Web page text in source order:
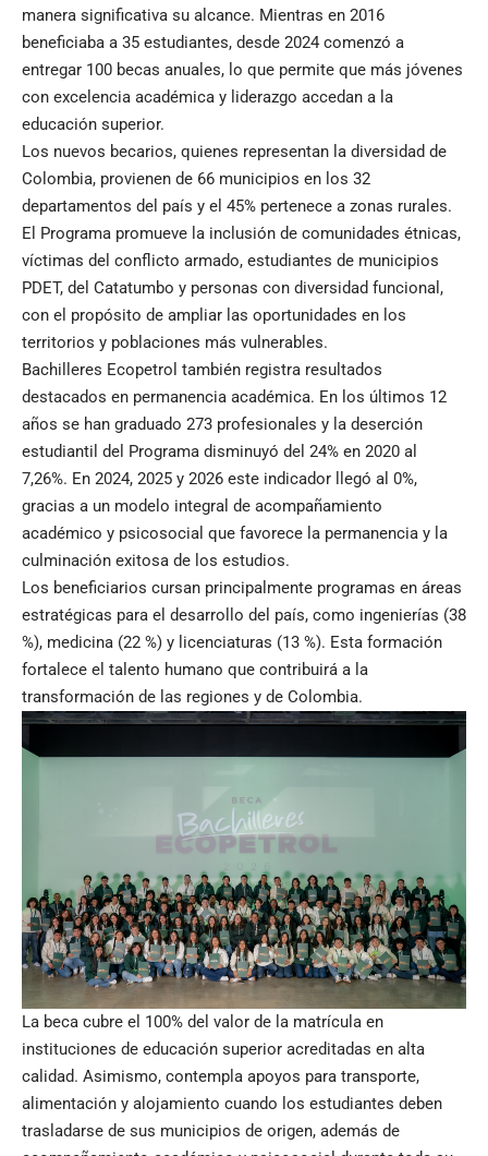
manera significativa su alcance. Mientras en 2016
beneficiaba a 35 estudiantes, desde 2024 comenzó a
entregar 100 becas anuales, lo que permite que más jóvenes
con excelencia académica y liderazgo accedan a la
educación superior.
Los nuevos becarios, quienes representan la diversidad de
Colombia, provienen de 66 municipios en los 32
departamentos del país y el 45% pertenece a zonas rurales.
El Programa promueve la inclusión de comunidades étnicas,
víctimas del conflicto armado, estudiantes de municipios
PDET, del Catatumbo y personas con diversidad funcional,
con el propósito de ampliar las oportunidades en los
territorios y poblaciones más vulnerables.
Bachilleres Ecopetrol también registra resultados
destacados en permanencia académica. En los últimos 12
años se han graduado 273 profesionales y la deserción
estudiantil del Programa disminuyó del 24% en 2020 al
7,26%. En 2024, 2025 y 2026 este indicador llegó al 0%,
gracias a un modelo integral de acompañamiento
académico y psicosocial que favorece la permanencia y la
culminación exitosa de los estudios.
Los beneficiarios cursan principalmente programas en áreas
estratégicas para el desarrollo del país, como ingenierías (38
%), medicina (22 %) y licenciaturas (13 %). Esta formación
fortalece el talento humano que contribuirá a la
transformación de las regiones y de Colombia.
La beca cubre el 100% del valor de la matrícula en
instituciones de educación superior acreditadas en alta
calidad. Asimismo, contempla apoyos para transporte,
alimentación y alojamiento cuando los estudiantes deben
trasladarse de sus municipios de origen, además de